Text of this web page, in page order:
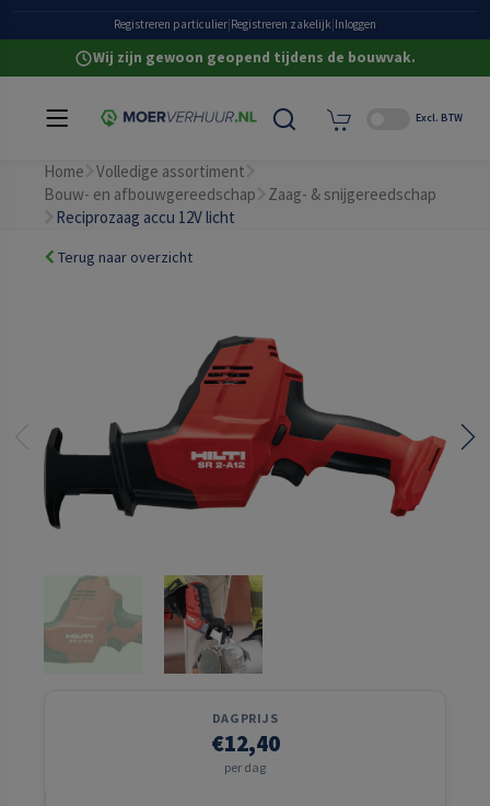
Grote eigen voorraadRegistreren particulier Registreren zakelijk Inloggen
Wij zijn gewoon geopend tijdens de bouwvak.
Excl. BTW
Home
Volledige assortiment
Bouw- en afbouwgereedschap
Zaag- & snijgereedschap
Reciprozaag accu 12V licht
Terug naar overzicht
DAGPRIJS
€12,40
per dag